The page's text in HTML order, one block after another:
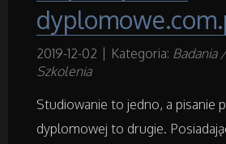
Materiały
Drzwi i Okna
2019-12-02 Kategoria: Badania
Szkolenia
Studiowanie to jedno, a pisanie
dyplomowej to drugie.